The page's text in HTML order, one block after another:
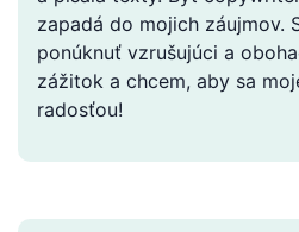
zapadá do mojich záujmov.
ponúknuť vzrušujúci a
zážitok a chcem, aby sa
radosťou!